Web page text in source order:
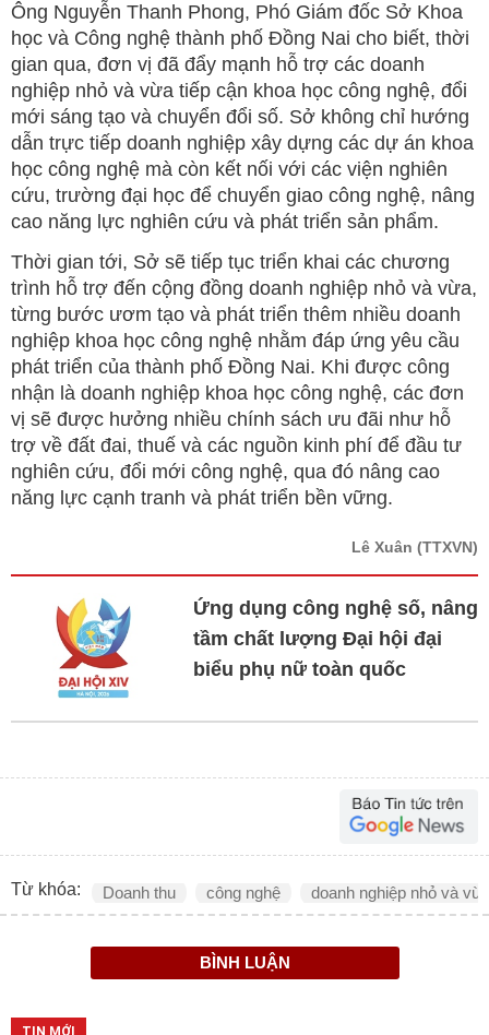
Ông Nguyễn Thanh Phong, Phó Giám đốc Sở Khoa
học và Công nghệ thành phố Đồng Nai cho biết, thời
gian qua, đơn vị đã đẩy mạnh hỗ trợ các doanh
nghiệp nhỏ và vừa tiếp cận khoa học công nghệ, đổi
mới sáng tạo và chuyển đổi số. Sở không chỉ hướng
dẫn trực tiếp doanh nghiệp xây dựng các dự án khoa
học công nghệ mà còn kết nối với các viện nghiên
cứu, trường đại học để chuyển giao công nghệ, nâng
cao năng lực nghiên cứu và phát triển sản phẩm.
Thời gian tới, Sở sẽ tiếp tục triển khai các chương
trình hỗ trợ đến cộng đồng doanh nghiệp nhỏ và vừa,
từng bước ươm tạo và phát triển thêm nhiều doanh
nghiệp khoa học công nghệ nhằm đáp ứng yêu cầu
phát triển của thành phố Đồng Nai. Khi được công
nhận là doanh nghiệp khoa học công nghệ, các đơn
vị sẽ được hưởng nhiều chính sách ưu đãi như hỗ
trợ về đất đai, thuế và các nguồn kinh phí để đầu tư
nghiên cứu, đổi mới công nghệ, qua đó nâng cao
năng lực cạnh tranh và phát triển bền vững.
Lê Xuân (TTXVN)
Ứng dụng công nghệ số, nâng
tầm chất lượng Đại hội đại
biểu phụ nữ toàn quốc
Từ khóa: Doanh thu công nghệ doanh nghiệp nhỏ và
BÌNH LUẬN
TIN MỚI